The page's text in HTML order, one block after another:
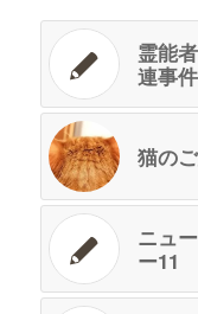
霊能
連事
猫の
ニュ
ー11